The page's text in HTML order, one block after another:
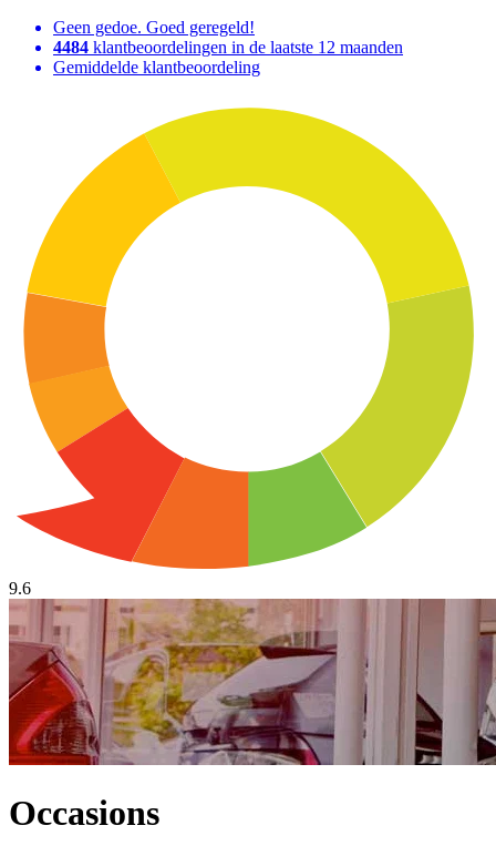
Geen gedoe. Goed geregeld!
4484 klantbeoordelingen in de laatste 12 maanden
Gemiddelde klantbeoordeling
9.6
Occasions